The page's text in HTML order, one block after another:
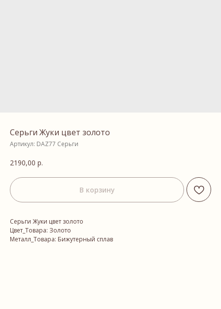
Серьги Жуки цвет золото
Артикул: DAZ77 Серьги
2190,00 р.
В корзину
Серьги Жуки цвет золото
Цвет_Товара: Золото
Металл_Товара: Бижутерный сплав